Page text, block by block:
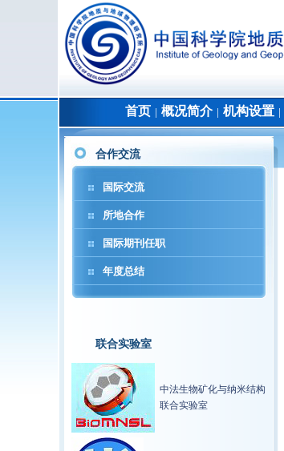
首页 概况简介│ 机构设置
合作交流
国际交流
所地合作
国际期刊任职
年度总结
联合实验室
中法生物矿化与纳米结构
联合实验室